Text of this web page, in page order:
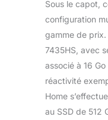
Sous le capot,
configuration
gamme de
7435HS, avec
associé à 16
réactivité
Home
au SSD de 512